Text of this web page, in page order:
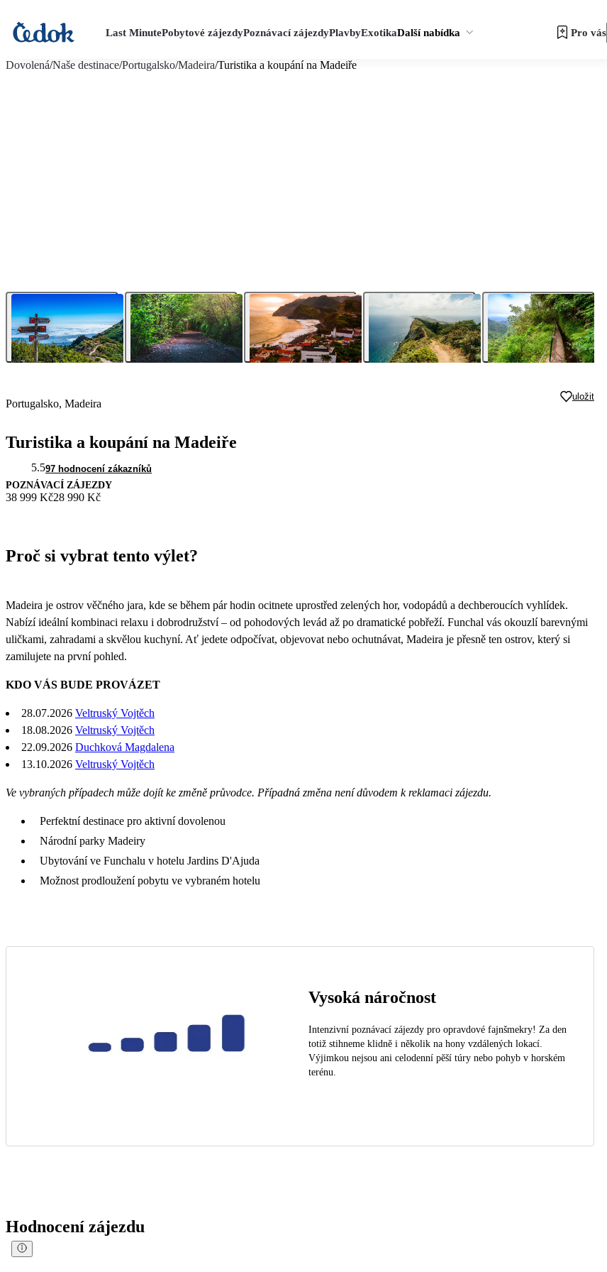
Last MinutePobytové zájezdyPoznávací zájezdyPlavbyExotikaDalší nabídka Pro vás
Dovolená/Naše destinace/Portugalsko/Madeira/Turistika a koupání na Madeiře
Portugalsko, Madeira
uložit
Turistika a koupání na Madeiře
5.597 hodnocení zákazníků
POZNÁVACÍ ZÁJEZDY
38 999 Kč28 990 Kč
Proč si vybrat tento výlet?
Madeira je ostrov věčného jara, kde se během pár hodin ocitnete uprostřed zelených hor, vodopádů a dechberoucích vyhlídek.
Nabízí ideální kombinaci relaxu i dobrodružství – od pohodových levád až po dramatické pobřeží. Funchal vás okouzlí barevnými
uličkami, zahradami a skvělou kuchyní. Ať jedete odpočívat, objevovat nebo ochutnávat, Madeira je přesně ten ostrov, který si
zamilujete na první pohled.
KDO VÁS BUDE PROVÁZET
28.07.2026 Veltruský Vojtěch
18.08.2026 Veltruský Vojtěch
22.09.2026 Duchková Magdalena
13.10.2026 Veltruský Vojtěch
Ve vybraných případech může dojít ke změně průvodce. Případná změna není důvodem k reklamaci zájezdu.
Perfektní destinace pro aktivní dovolenou
Národní parky Madeiry
Ubytování ve Funchalu v hotelu Jardins D'Ajuda
Možnost prodloužení pobytu ve vybraném hotelu
Vysoká náročnost
Intenzivní poznávací zájezdy pro opravdové fajnšmekry! Za den
totiž stihneme klidně i několik na hony vzdálených lokací.
Výjimkou nejsou ani celodenní pěší túry nebo pohyb v horském
terénu.
Hodnocení zájezdu